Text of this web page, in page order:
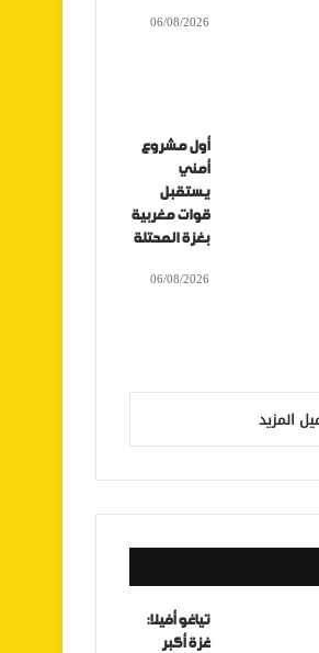
06/08/2026
أول مشروع
أمني
يستقبل
قوات مغربية
بغزة المحتلة
06/08/2026
المزيد
تياغو أفيلا:
غزة أكبر